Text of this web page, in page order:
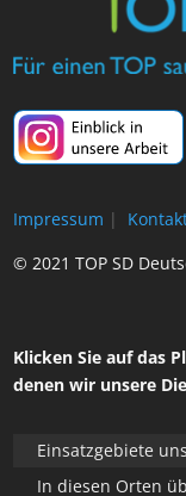
Impressum |
© 2021 TOP SD
Klicken Sie auf das
denen wir unsere
Einsatzgebiete
In diesen Orten